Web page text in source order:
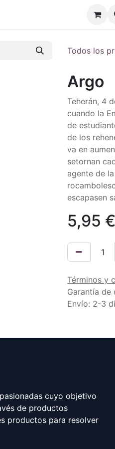
Todos los
Argo
Teherán, 4
cuando la
de
de los
va en
setornan
agente de
escapasen
5,95 €
Términos y
Garantía de
Envío: 2-3
cuyo objetivo
de productos
productos para resolver